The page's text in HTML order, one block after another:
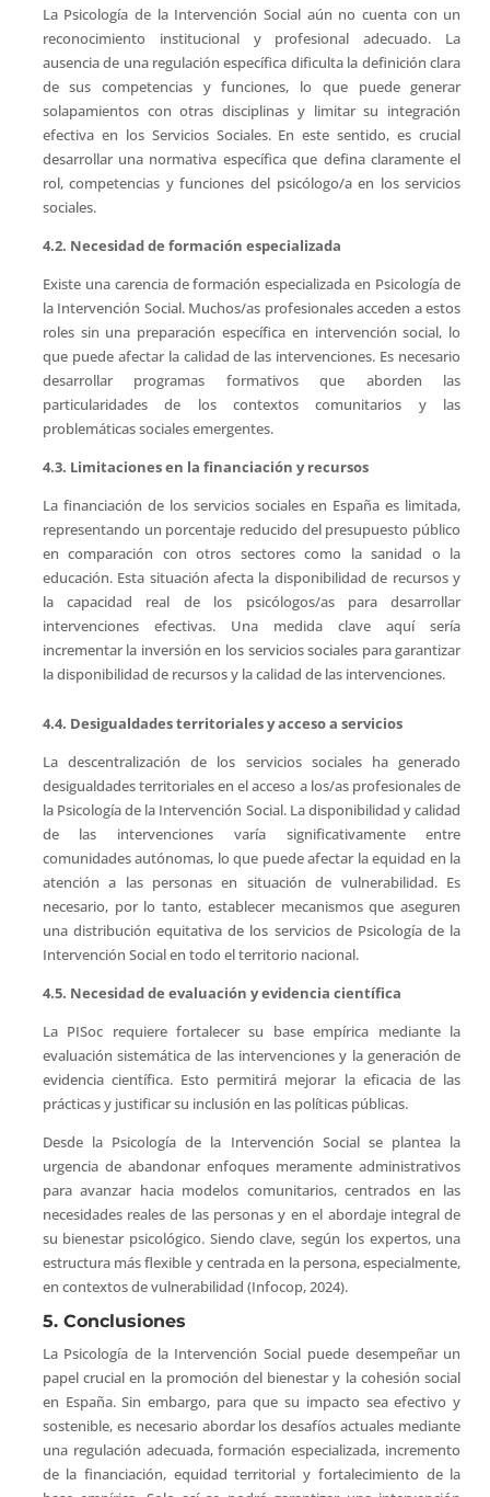
La Psicología de la Intervención Social aún no cuenta con un
reconocimiento institucional y profesional adecuado. La
ausencia de una regulación específica dificulta la definición clara
de sus competencias y funciones, lo que puede generar
solapamientos con otras disciplinas y limitar su integración
efectiva en los Servicios Sociales. En este sentido, es crucial
desarrollar una normativa específica que defina claramente el
rol, competencias y funciones del psicólogo/a en los servicios
sociales.
4.2. Necesidad de formación especializada
Existe una carencia de formación especializada en Psicología de
la Intervención Social. Muchos/as profesionales acceden a estos
roles sin una preparación específica en intervención social, lo
que puede afectar la calidad de las intervenciones. Es necesario
desarrollar programas formativos que aborden las
particularidades de los contextos comunitarios y las
problemáticas sociales emergentes.
4.3. Limitaciones en la financiación y recursos
La financiación de los servicios sociales en España es limitada,
representando un porcentaje reducido del presupuesto público
en comparación con otros sectores como la sanidad o la
educación. Esta situación afecta la disponibilidad de recursos y
la capacidad real de los psicólogos/as para desarrollar
intervenciones efectivas. Una medida clave aquí sería
incrementar la inversión en los servicios sociales para garantizar
la disponibilidad de recursos y la calidad de las intervenciones.
4.4. Desigualdades territoriales y acceso a servicios
La descentralización de los servicios sociales ha generado
desigualdades territoriales en el acceso a los/as profesionales de
la Psicología de la Intervención Social. La disponibilidad y calidad
de las intervenciones varía significativamente entre
comunidades autónomas, lo que puede afectar la equidad en la
atención a las personas en situación de vulnerabilidad. Es
necesario, por lo tanto, establecer mecanismos que aseguren
una distribución equitativa de los servicios de Psicología de la
Intervención Social en todo el territorio nacional.
4.5. Necesidad de evaluación y evidencia científica
La PISoc requiere fortalecer su base empírica mediante la
evaluación sistemática de las intervenciones y la generación de
evidencia científica. Esto permitirá mejorar la eficacia de las
prácticas y justificar su inclusión en las políticas públicas.
Desde la Psicología de la Intervención Social se plantea la
urgencia de abandonar enfoques meramente administrativos
para avanzar hacia modelos comunitarios, centrados en las
necesidades reales de las personas y en el abordaje integral de
su bienestar psicológico. Siendo clave, según los expertos, una
estructura más flexible y centrada en la persona, especialmente,
en contextos de vulnerabilidad (Infocop, 2024).
5. Conclusiones
La Psicología de la Intervención Social puede desempeñar un
papel crucial en la promoción del bienestar y la cohesión social
en España. Sin embargo, para que su impacto sea efectivo y
sostenible, es necesario abordar los desafíos actuales mediante
una regulación adecuada, formación especializada, incremento
de la financiación, equidad territorial y fortalecimiento de la